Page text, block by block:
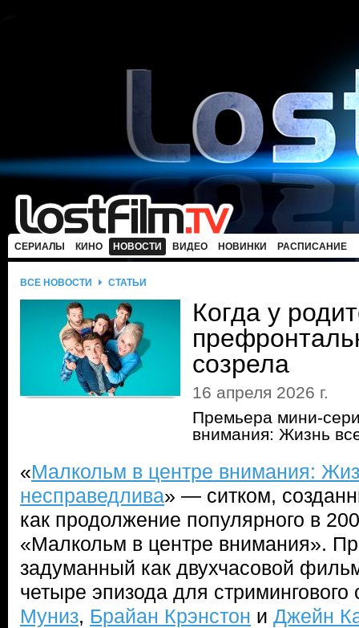
СЕРИАЛЫ КИНО НОВОСТИ ВИДЕО НОВИНКИ РАСПИСАНИЕ
ВСЕ НОВОСТИ СТАТЬИ
Когда у
созрела
16 апреля 2026 г.
Премьера мини-
внимания: Жизнь
«Малкольм в центре внимания:
несправедлива» — ситком,
как продолжение популярного в
«Малкольм в центре внимания».
задуманный как двухчасовой
четыре эпизода для
Муниз, Брайан Крэнстон и Джейн